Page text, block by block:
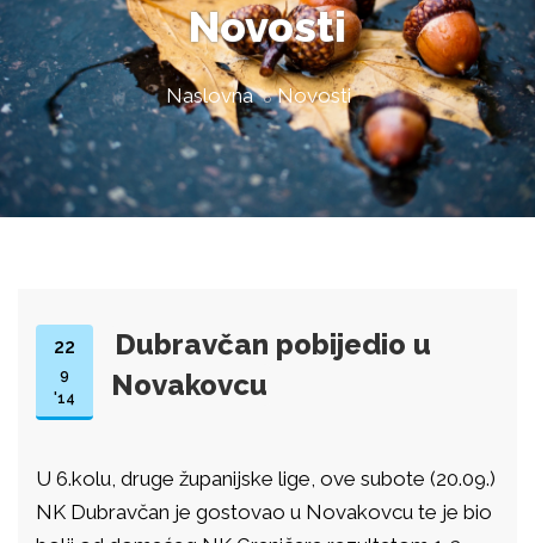
Novosti
Naslovna Novosti
22
9
'14
Dubravčan pobijedio u
Novakovcu
U 6.kolu, druge županijske lige, ove subote (20.09.)
NK Dubravčan je gostovao u Novakovcu te je bio